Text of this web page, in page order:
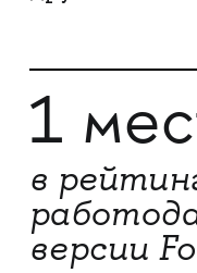
1
в
версии